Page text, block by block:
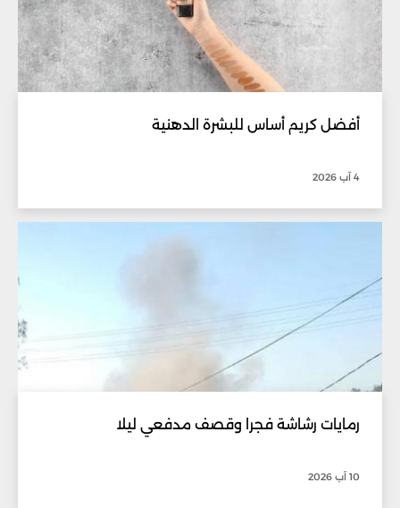
أفضل كريم أساس للبشرة الدهنية
4 آب 2026
رمايات رشاشة فجرا وقصف مدفعي ليلا
10 آب 2026